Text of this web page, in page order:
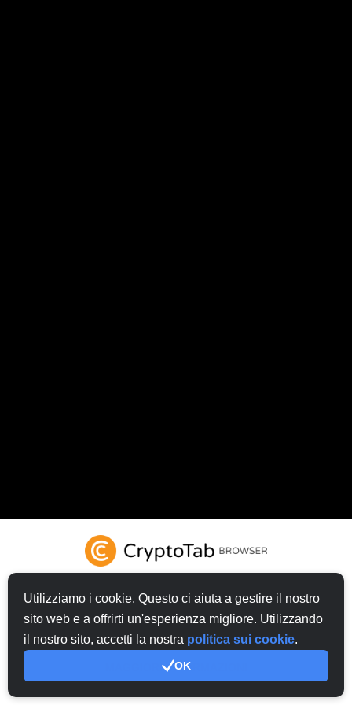
Utilizziamo i cookie. Questo ci aiuta a gestire il nostro
sito web e a offrirti un'esperienza migliore. Utilizzando
il nostro sito, accetti la nostra politica sui cookie.
OK
MAGGIORI INFORMAZIONI
PROVA CRYPTOTAB BROWSER